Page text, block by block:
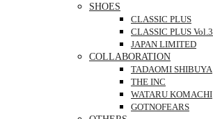
SHOES
CLASSIC PLUS
CLASSIC PLUS Vol.3
JAPAN LIMITED
COLLABORATION
TADAOMI SHIBUYA
THE INC
WATARU KOMACHI
GOTNOFEARS